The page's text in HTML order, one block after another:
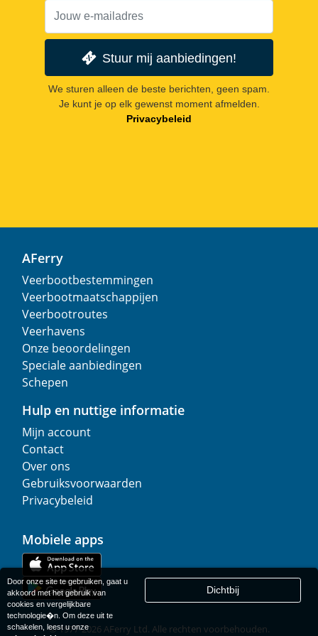
Stuur mij aanbiedingen!
We sturen alleen de beste berichten, geen spam.
Je kunt je op elk gewenst moment afmelden.
Privacybeleid
AFerry
Veerbootbestemmingen
Veerbootmaatschappijen
Veerbootroutes
Veerhavens
Onze beoordelingen
Speciale aanbiedingen
Schepen
Hulp en nuttige informatie
Mijn account
Contact
Over ons
Gebruiksvoorwaarden
Privacybeleid
Mobiele apps
© 1977-2026AFerry Ltd. Alle rechten voorbehouden.
Door onze site te gebruiken, gaat u
akkoord met het gebruik van
cookies en vergelijkbare
technologie�n. Om deze uit te
schakelen, leest u onze
Dichtbij